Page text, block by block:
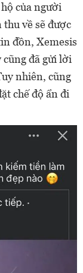
của người
về sẽ được
đồn, Xemesis
cũng đã gửi lời
nhiên, cũng
chế độ ẩn đi